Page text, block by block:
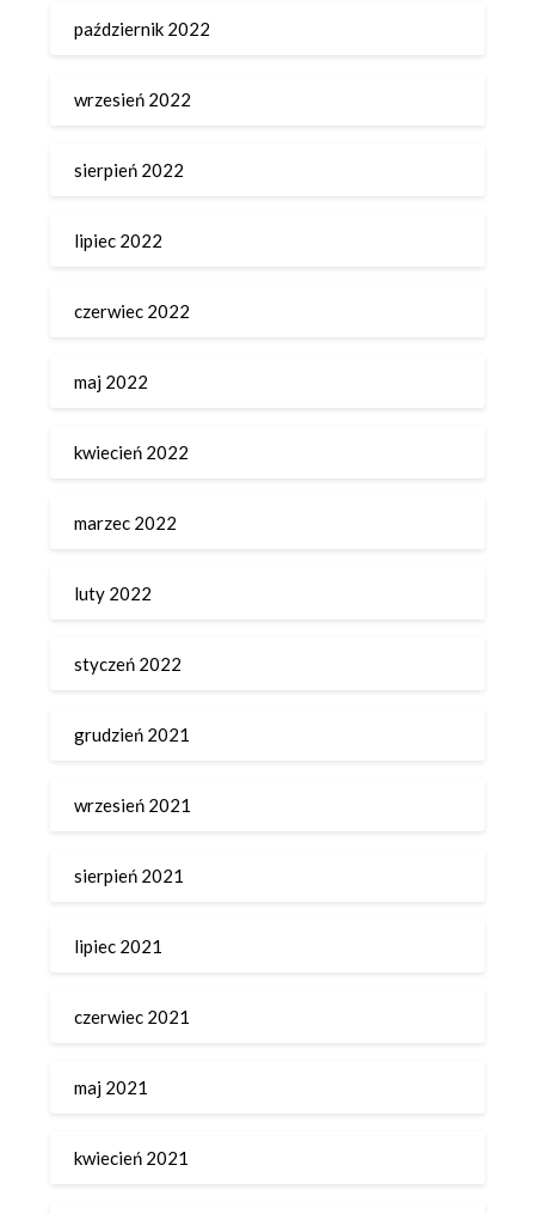
październik 2022
wrzesień 2022
sierpień 2022
lipiec 2022
czerwiec 2022
maj 2022
kwiecień 2022
marzec 2022
luty 2022
styczeń 2022
grudzień 2021
wrzesień 2021
sierpień 2021
lipiec 2021
czerwiec 2021
maj 2021
kwiecień 2021